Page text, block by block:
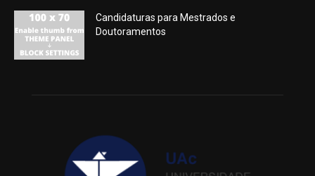
Candidaturas para Mestrados e
Doutoramentos